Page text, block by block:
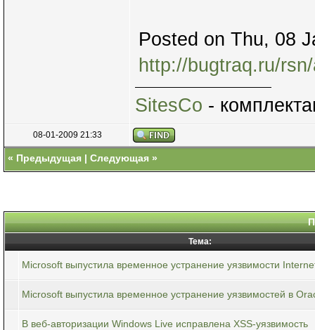
Posted on Thu, 08
http://bugtraq.ru/
SitesCo -
08-01-2009 21:33
« Предыдущая | Следующая »
Тема:
Microsoft выпустила временное устранение уязвимости
Microsoft выпустила временное устранение уязвимостей в
В веб-авторизации Windows Live исправлена XSS-уязвимость